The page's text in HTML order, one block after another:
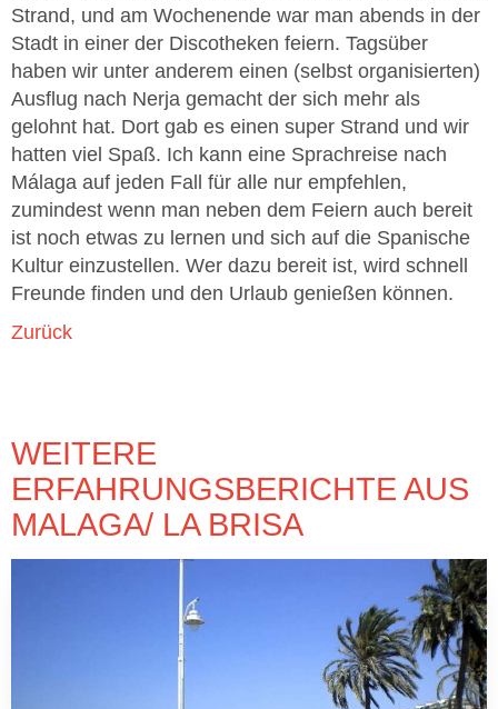
Strand, und am Wochenende war man abends in der
Stadt in einer der Discotheken feiern. Tagsüber
haben wir unter anderem einen (selbst organisierten)
Ausflug nach Nerja gemacht der sich mehr als
gelohnt hat. Dort gab es einen super Strand und wir
hatten viel Spaß. Ich kann eine Sprachreise nach
Málaga auf jeden Fall für alle nur empfehlen,
zumindest wenn man neben dem Feiern auch bereit
ist noch etwas zu lernen und sich auf die Spanische
Kultur einzustellen. Wer dazu bereit ist, wird schnell
Freunde finden und den Urlaub genießen können.
Zurück
WEITERE
ERFAHRUNGSBERICHTE AUS
MALAGA/ LA BRISA